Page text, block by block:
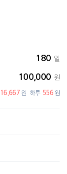
180 일
100,000 원
16,667 원 하루 556 원